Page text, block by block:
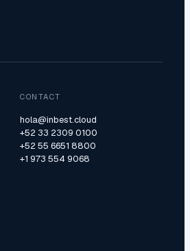
CONTACT
hola@inbest.cloud
+52 33 2309 0100
+52 55 6651 8800
+1 973 554 9068